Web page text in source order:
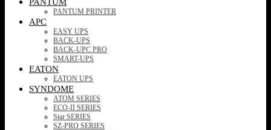
PANTUM PRINTER
APC
EASY UPS
BACK-UPS
BACK-UPC PRO
SMART-UPS
EATON
EATON UPS
SYNDOME
ATOM SERIES
ECO-II SERIES
Star SERIES
SZ-PRO SERIES